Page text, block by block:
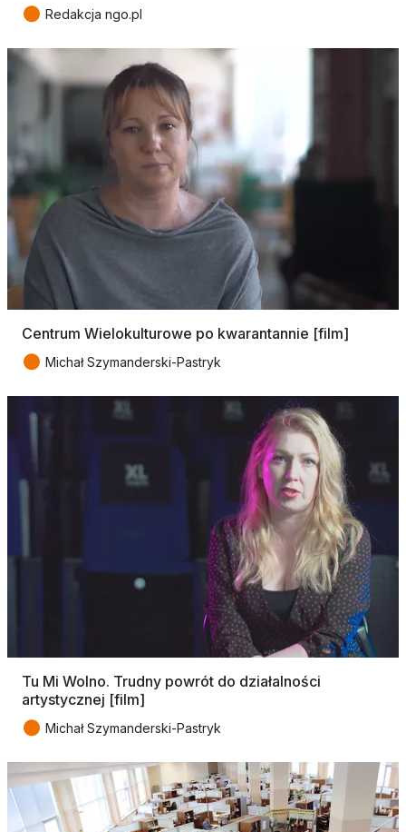
● Redakcja ngo.pl
Centrum Wielokulturowe po kwarantannie [film]
● Michał Szymanderski-Pastryk
Tu Mi Wolno. Trudny powrót do działalności
artystycznej [film]
● Michał Szymanderski-Pastryk